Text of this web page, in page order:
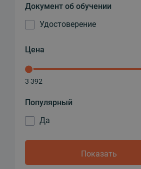
Документ об обучении
Удостоверение
Цена
3 392
Популярный
Да
Показать